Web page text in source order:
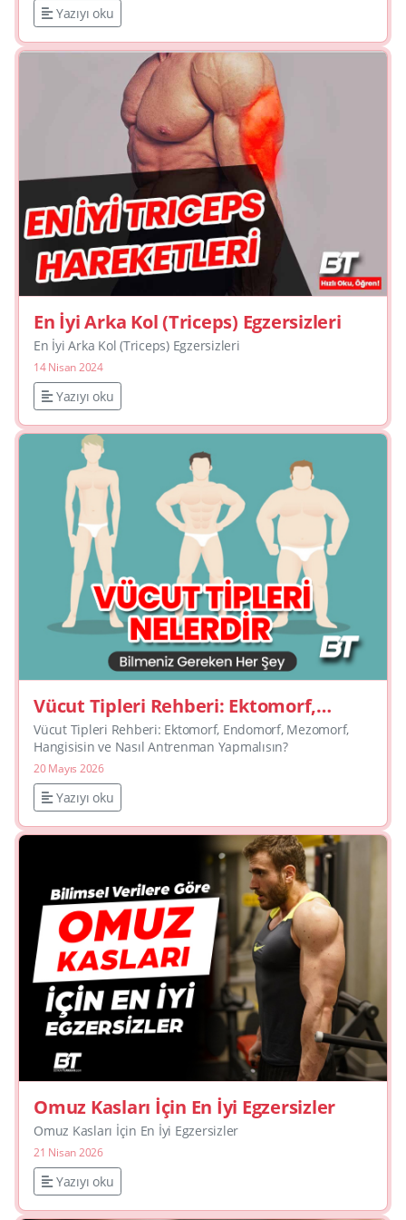
Yazıyı oku
En İyi Arka Kol (Triceps) Egzersizleri
En İyi Arka Kol (Triceps) Egzersizleri
14 Nisan 2024
Yazıyı oku
Vücut Tipleri Rehberi: Ektomorf,
Endomorf, Mezomorf, Hangisisin ve
Nasıl Antrenman Yapmalısın?
Vücut Tipleri Rehberi: Ektomorf, Endomorf, Mezomorf,
Hangisisin ve Nasıl Antrenman Yapmalısın?
20 Mayıs 2026
Yazıyı oku
Omuz Kasları İçin En İyi Egzersizler
Omuz Kasları İçin En İyi Egzersizler
21 Nisan 2026
Yazıyı oku